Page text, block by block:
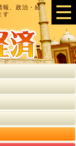
報、政治・経
す